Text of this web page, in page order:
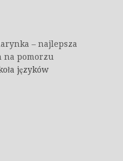
– najlepsza
na pomorzu
języków